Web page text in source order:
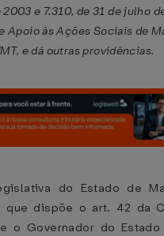
e 7.310, de 31 de julho
Apoio às Ações Sociais de
e dá outras providências.
do Estado de
que dispõe o art. 42 da
o Governador do